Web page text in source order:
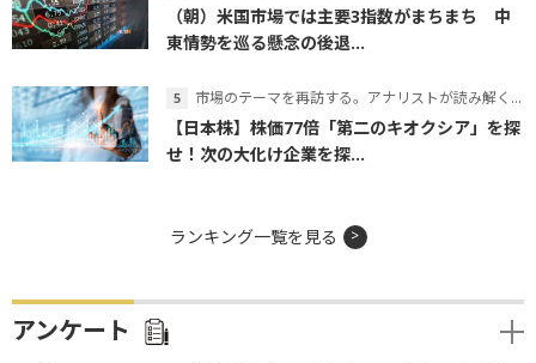
（朝）米国市場では主要3指数がまちまち 中
東情勢を巡る懸念の後退...
市場のテーマを再訪する。アナリストが読み解くテーマの本質
【日本株】株価77倍「第二のキオクシア」を探
せ！次の大化け企業を探...
ランキング一覧を見る
アンケート